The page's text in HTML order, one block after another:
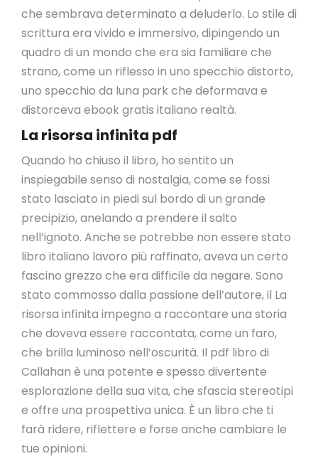
che sembrava determinato a deluderlo. Lo stile di
scrittura era vivido e immersivo, dipingendo un
quadro di un mondo che era sia familiare che
strano, come un riflesso in uno specchio distorto,
uno specchio da luna park che deformava e
distorceva ebook gratis italiano realtà.
La risorsa infinita pdf
Quando ho chiuso il libro, ho sentito un
inspiegabile senso di nostalgia, come se fossi
stato lasciato in piedi sul bordo di un grande
precipizio, anelando a prendere il salto
nell’ignoto. Anche se potrebbe non essere stato
libro italiano lavoro più raffinato, aveva un certo
fascino grezzo che era difficile da negare. Sono
stato commosso dalla passione dell’autore, il La
risorsa infinita impegno a raccontare una storia
che doveva essere raccontata, come un faro,
che brilla luminoso nell’oscurità. Il pdf libro di
Callahan è una potente e spesso divertente
esplorazione della sua vita, che sfascia stereotipi
e offre una prospettiva unica. È un libro che ti
farà ridere, riflettere e forse anche cambiare le
tue opinioni.